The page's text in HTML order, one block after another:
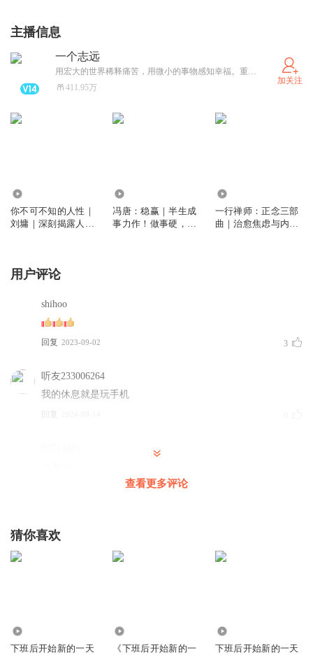
主播信息
一个志远
用宏大的世界稀释痛苦，用微小的事物感知幸福。重磅新书刘墉《我不是教你诈》，《一行禅师:正念三部曲》，冯唐《稳赢》，欢迎订阅！每周一本书，和百万书友一起好好读书，好好生活。
411.95万
加关注
你不可不知的人性｜
刘墉｜深刻揭露人性
冯唐：稳赢｜半生成
事力作！做事硬，做
一行禅师：正念三部
曲｜治愈焦虑与内耗
用户评论
shihoo
回复 2023-09-02 3
听友233006264
我的休息就是玩手机
回复
查看更多评论
猜你喜欢
下班后开始新的一天
《下班后开始新的一
下班后开始新的一天